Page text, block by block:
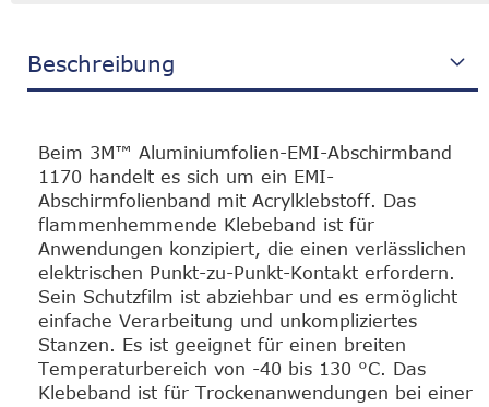
Beschreibung
Beim 3M™ Aluminiumfolien-EMI-Abschirmband
1170 handelt es sich um ein EMI-
Abschirmfolienband mit Acrylklebstoff. Das
flammenhemmende Klebeband ist für
Anwendungen konzipiert, die einen verlässlichen
elektrischen Punkt-zu-Punkt-Kontakt erfordern.
Sein Schutzfilm ist abziehbar und es ermöglicht
einfache Verarbeitung und unkompliziertes
Stanzen. Es ist geeignet für einen breiten
Temperaturbereich von -40 bis 130 °C. Das
Klebeband ist für Trockenanwendungen bei einer